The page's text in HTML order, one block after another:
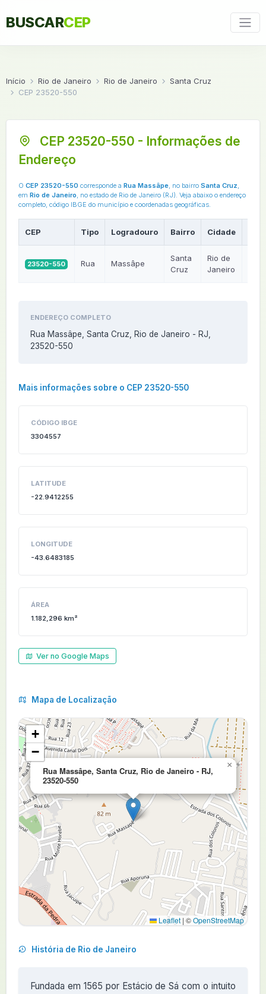
BUSCARCEP
Início Rio de Janeiro Rio de Janeiro
Santa Cruz
CEP 23520-550
CEP 23520-550 - Informações de
Endereço
O CEP 23520-550 corresponde a Rua Massâpe, no bairro Santa Cruz,
em Rio de Janeiro, no estado de Rio de Janeiro (RJ). Veja abaixo o endereço
completo, código IBGE do município e coordenadas geográficas.
CEP Tipo Logradouro Bairro Cidade
23520-550 Rua Massâpe
Santa
Cruz
Rio de
Janeiro
ENDEREÇO COMPLETO
Rua Massâpe, Santa Cruz, Rio de Janeiro - RJ,
23520-550
Mais informações sobre o CEP 23520-550
CÓDIGO IBGE
3304557
LATITUDE
-22.9412255
LONGITUDE
-43.6483185
ÁREA
1.182,296 km²
Ver no Google Maps
Mapa de Localização
Rua Massâpe, Santa Cruz, Rio de Janeiro - RJ,
23520-550
×
+
−
Leaflet | ©OpenStreetMap
História de Rio de Janeiro
Fundada em 1565 por Estácio de Sá com o intuito